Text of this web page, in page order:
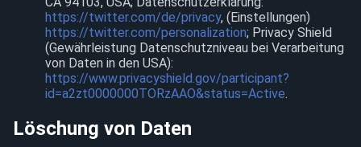
https://twitter.com/de/privacy, (Einstellungen)
https://twitter.com/personalization; Privacy Shield
(Gewährleistung Datenschutzniveau bei Verarbeitung
von Daten in den USA):
https://www.privacyshield.gov/participant?
id=a2zt0000000TORzAAO&status=Active.
Löschung von Daten